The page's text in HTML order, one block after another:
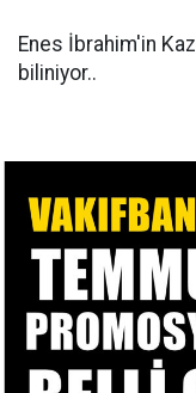
Enes İbrahim'in
biliniyor..